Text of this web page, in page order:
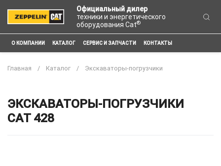
Официальный дилер
техники и энергетического
оборудования Cat®
О КОМПАНИИ КАТАЛОГ СЕРВИС И ЗАПЧАСТИ КОНТАКТЫ
Главная Каталог Экскаваторы-погрузчики
ЭКСКАВАТОРЫ-ПОГРУЗЧИКИ
CAT 428